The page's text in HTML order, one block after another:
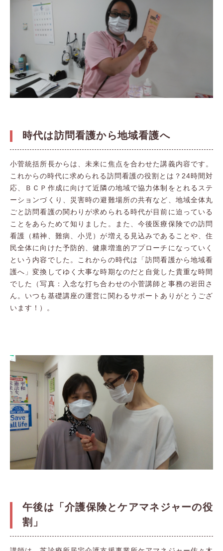
時代は訪問看護から地域看護へ
小菅統括所長からは、未来に焦点を合わせた講義内容です。
これからの時代に求められる訪問看護の役割とは？24時間対
応、ＢＣＰ作成に向けて近隣の地域で協力体制をとれるステ
ーションづくり、災害時の避難場所の共有など、地域全体丸
ごと訪問看護の関わりが求められる時代が目前に迫っている
ことをあらためて知りました。また、今後医療保険での訪問
看護（精神、難病、小児）が増える見込みであることや、住
民全体に向けた予防的、健康増進的アプローチになっていく
という内容でした。これからの時代は「訪問看護から地域看
護へ」変換してゆく大事な時期なのだと自覚した貴重な時間
でした（写真：入念な打ち合わせの小菅講師と事務の岩田さ
ん。いつも基礎講座の運営に関わるサポートありがとうござ
います！）。
午後は「介護保険とケアマネジャーの役
割」